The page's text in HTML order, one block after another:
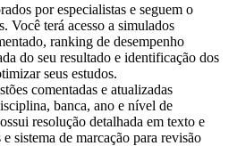
por especialistas e seguem o
Você terá acesso a simulados
ranking de desempenho
do seu resultado e identificação dos
seus estudos.
comentadas e atualizadas
banca, ano e nível de
resolução detalhada em texto e
sistema de marcação para revisão